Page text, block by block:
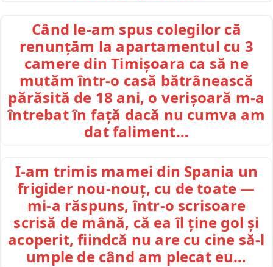
Când le-am spus colegilor că
renunțăm la apartamentul cu 3
camere din Timișoara ca să ne
mutăm într-o casă bătrânească
părăsită de 18 ani, o verișoară m-a
întrebat în față dacă nu cumva am
dat faliment…
I-am trimis mamei din Spania un
frigider nou-nouț, cu de toate —
mi-a răspuns, într-o scrisoare
scrisă de mână, că ea îl ține gol și
acoperit, fiindcă nu are cu cine să-l
umple de când am plecat eu…